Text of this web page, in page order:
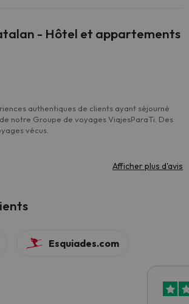
- Hôtel et appartements
authentiques de clients ayant séjourné
notre Groupe de voyages ViajesParaTi. Des
vécus.
Afficher plus d'avis
Esquiades.com